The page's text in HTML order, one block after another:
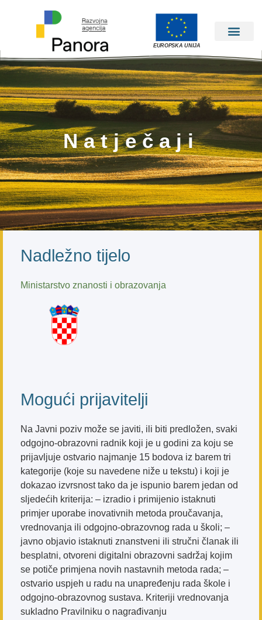
EUROPSKA UNIJA
Natječaji
Nadležno tijelo
Ministarstvo znanosti i obrazovanja
Mogući prijavitelji
Na Javni poziv može se javiti, ili biti predložen, svaki
odgojno-obrazovni radnik koji je u godini za koju se
prijavljuje ostvario najmanje 15 bodova iz barem tri
kategorije (koje su navedene niže u tekstu) i koji je
dokazao izvrsnost tako da je ispunio barem jedan od
sljedećih kriterija: – izradio i primijenio istaknuti
primjer uporabe inovativnih metoda proučavanja,
vrednovanja ili odgojno-obrazovnog rada u školi; –
javno objavio istaknuti znanstveni ili stručni članak ili
besplatni, otvoreni digitalni obrazovni sadržaj kojim
se potiče primjena novih nastavnih metoda rada; –
ostvario uspjeh u radu na unapređenju rada škole i
odgojno-obrazovnog sustava. Kriteriji vrednovanja
sukladno Pravilniku o nagrađivanju